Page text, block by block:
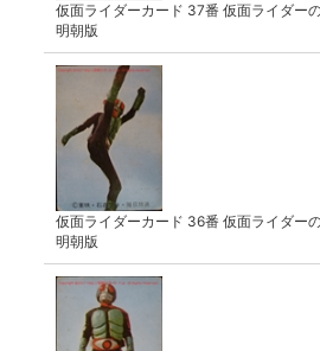
仮面ライダーカード 37番 仮面ライダ
明朝版
仮面ライダーカード 36番 仮面ライダ
明朝版